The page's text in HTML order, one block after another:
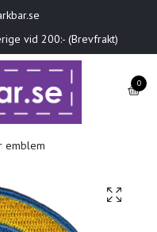
vid 200:- (Brevfrakt)
0
emblem